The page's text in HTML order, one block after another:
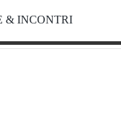
& INCONTRI